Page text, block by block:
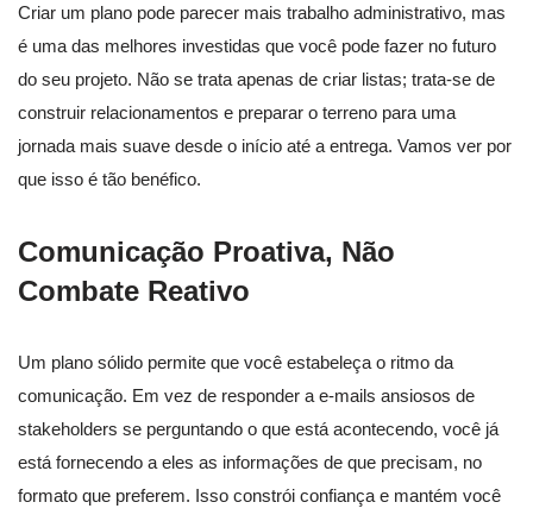
Criar um plano pode parecer mais trabalho administrativo, mas
é uma das melhores investidas que você pode fazer no futuro
do seu projeto. Não se trata apenas de criar listas; trata-se de
construir relacionamentos e preparar o terreno para uma
jornada mais suave desde o início até a entrega. Vamos ver por
que isso é tão benéfico.
Comunicação Proativa, Não
Combate Reativo
Um plano sólido permite que você estabeleça o ritmo da
comunicação. Em vez de responder a e-mails ansiosos de
stakeholders se perguntando o que está acontecendo, você já
está fornecendo a eles as informações de que precisam, no
formato que preferem. Isso constrói confiança e mantém você